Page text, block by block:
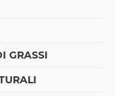
GRASSI